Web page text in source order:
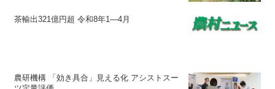
茶輸出321億円超 令和8年1―4月
農研機構 「効き具合」見える化 アシストスー